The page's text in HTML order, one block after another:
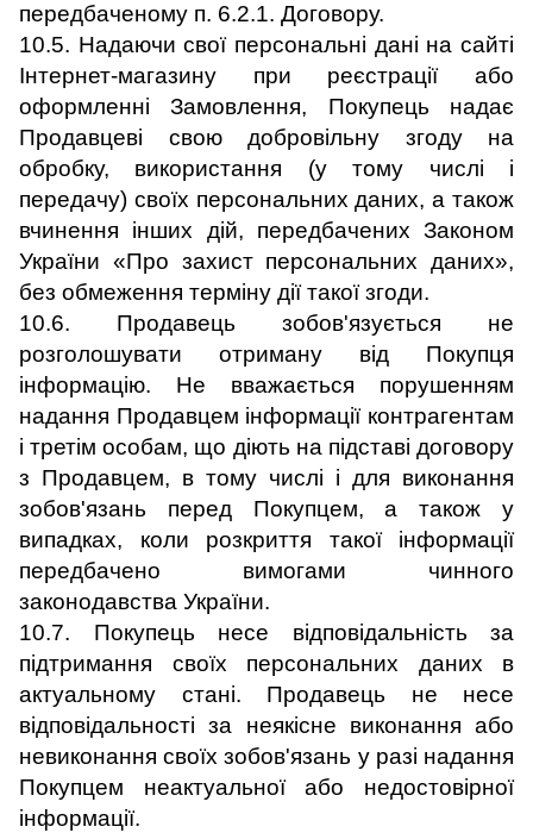
передбаченому п. 6.2.1. Договору.
10.5. Надаючи свої персональні дані на сайті
Інтернет-магазину при реєстрації або
оформленні Замовлення, Покупець надає
Продавцеві свою добровільну згоду на
обробку, використання (у тому числі і
передачу) своїх персональних даних, а також
вчинення інших дій, передбачених Законом
України «Про захист персональних даних»,
без обмеження терміну дії такої згоди.
10.6. Продавець зобов'язується не
розголошувати отриману від Покупця
інформацію. Не вважається порушенням
надання Продавцем інформації контрагентам
і третім особам, що діють на підставі договору
з Продавцем, в тому числі і для виконання
зобов'язань перед Покупцем, а також у
випадках, коли розкриття такої інформації
передбачено вимогами чинного
законодавства України.
10.7. Покупець несе відповідальність за
підтримання своїх персональних даних в
актуальному стані. Продавець не несе
відповідальності за неякісне виконання або
невиконання своїх зобов'язань у разі надання
Покупцем неактуальної або недостовірної
інформації.